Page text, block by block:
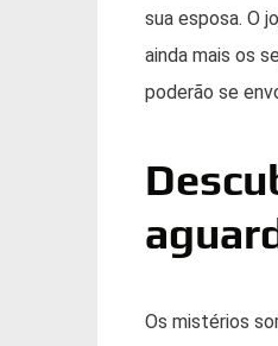
sua esposa. O
ainda mais os
poderão se
Os mistérios